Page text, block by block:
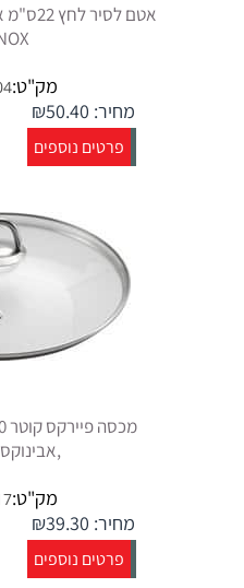
אטם
מק"ט:
מחיר: ₪50.40
פרטים נוספים
,אבינוקס EVINOX
מק"ט:
מחיר: ₪39.30
פרטים נוספים